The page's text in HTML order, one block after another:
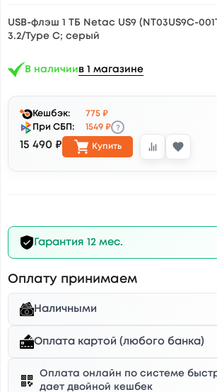
USB-флэш 1 ТБ Netac US9 (NT03US9C-
3.2/Type C; серый
В наличиив 1 магазине
Кешбэк:
775 ₽
При СБП:
1549 ₽ ?
15 490 ₽ Купить
Гарантия 12 мес.
Оплату принимаем
Наличными
Оплата картой (любого банка)
Оплата онлайн по системе
дает двойной кешбек